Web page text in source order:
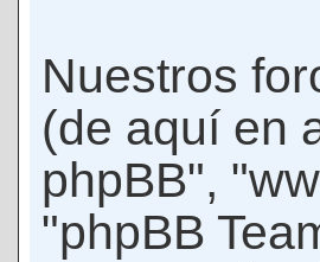
Nuestros
(de aquí en
phpBB",
"phpBB